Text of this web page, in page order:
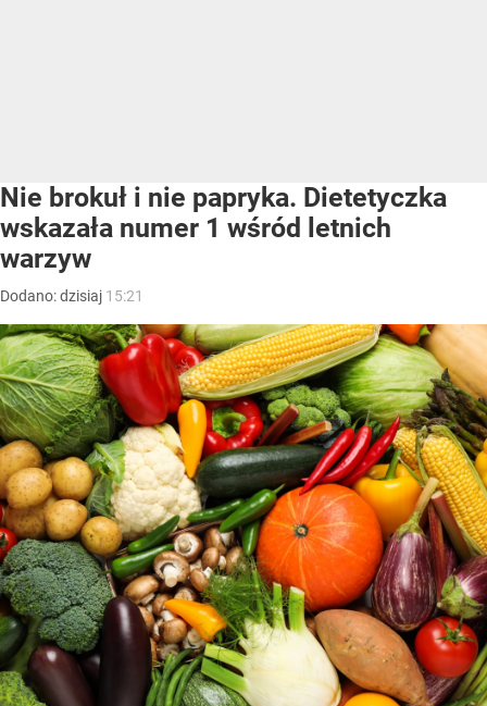
Nie brokuł i nie papryka. Dietetyczka
wskazała numer 1 wśród letnich
warzyw
Dodano:dzisiaj 15:21